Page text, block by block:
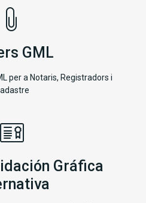
GML
per a Notaris, Registradors i
Gráfica